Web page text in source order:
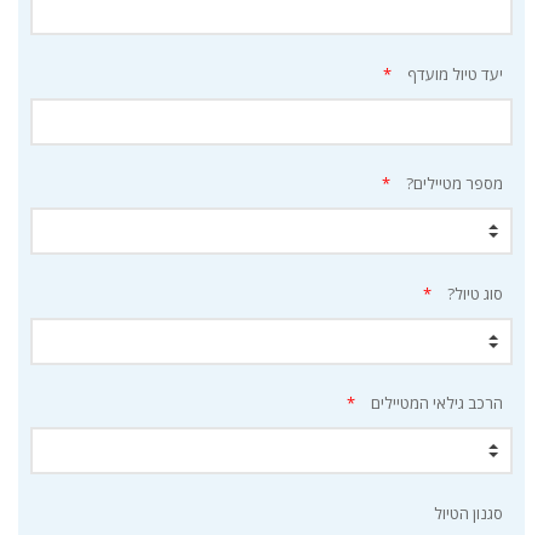
יעד טיול מועדף *
מספר מטיילים? *
סוג טיול? *
הרכב גילאי המטיילים *
סגנון הטיול